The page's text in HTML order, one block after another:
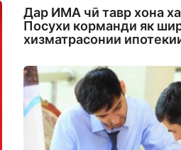
Дар ИМА чӣ тавр хона
Посухи корманди як
хизматрасонии